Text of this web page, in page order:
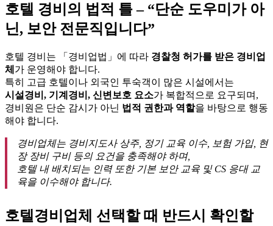
호텔 경비의 법적 틀 – “단순 도우미가 아
닌, 보안 전문직입니다”
호텔 경비는 「경비업법」에 따라 경찰청 허가를 받은 경비업
체 가 운영해야 합니다.
특히 고급 호텔이나 외국인 투숙객이 많은 시설에서는
시설경비, 기계경비, 신변보호 요소가 복합적으로 요구되며,
경비원은 단순 감시가 아닌 법적 권한과 역할을 바탕으로 행동
해야 합니다.
경비업체는 경비지도사 상주, 정기 교육 이수, 보험 가입, 현
장 장비 구비 등의 요건을 충족해야 하며,
호텔 내 배치되는 인력 또한 기본 보안 교육 및 CS 응대 교
육을 이수해야 합니다.
호텔경비업체 선택할 때 반드시 확인할